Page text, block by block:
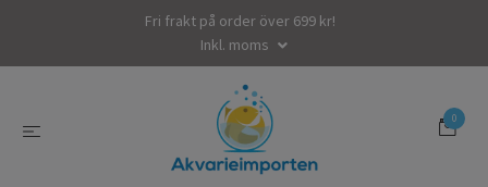
Fri frakt på order över 699 kr!
Inkl. moms
0